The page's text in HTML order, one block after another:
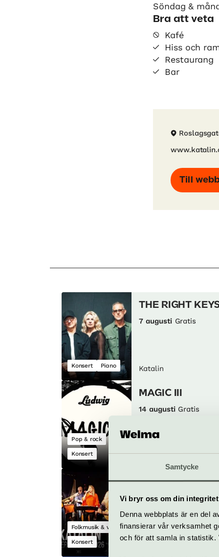
Samtycke
Vi bryr oss om din integritet
Denna webbplats är en del
finansierar vår verksamhet
och för att samla in
Söndag &
Bra att veta
Kafé
Hiss och
Restaurang
Bar
Till
Konsert Piano
THE RIGHT
7 augusti Gratis
Katalin
Pop & rock
Konsert
MAGIC III
14 augusti Gratis
Katalin
Folkmusik & visa
Konsert
ARÓIR
21 augusti Gratis